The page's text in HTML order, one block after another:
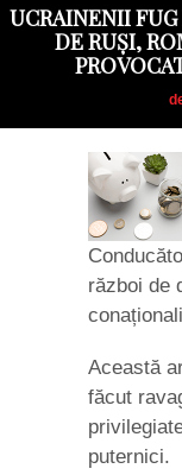
UCRAINENII
DE RUȘI,
război de
Această
făcut
puternici.